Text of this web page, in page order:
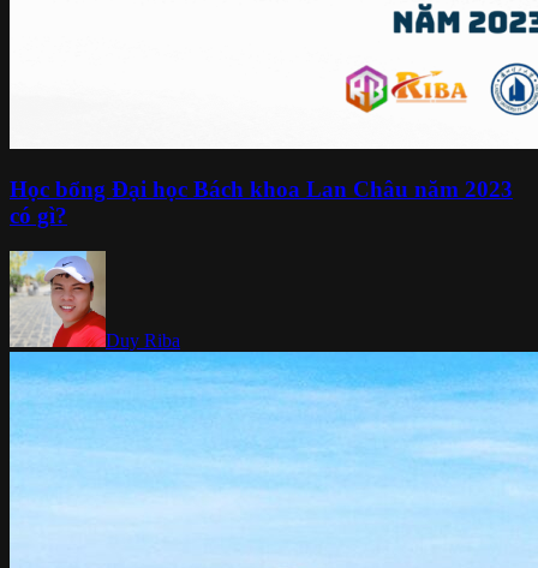
Học bổng Đại học Bách khoa Lan Châu năm 2023
có gì?
Duy Riba